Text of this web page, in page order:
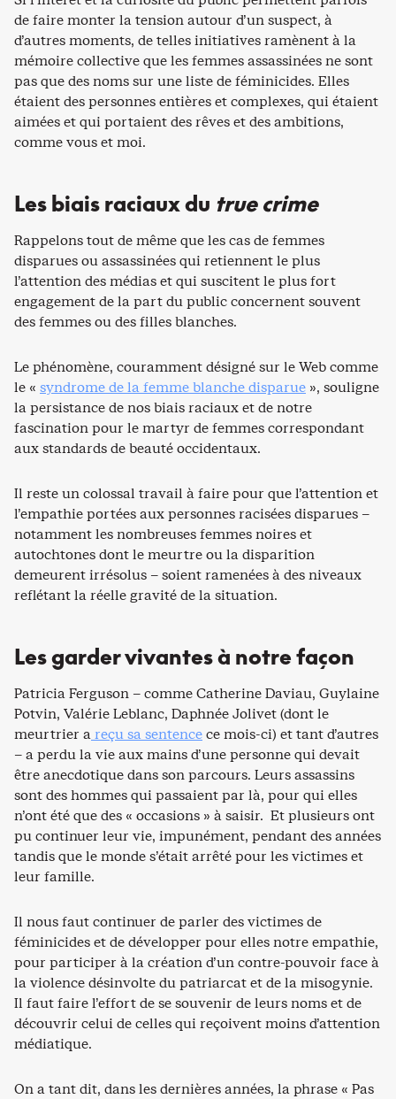
de faire monter la tension autour d’un suspect, à
d’autres moments, de telles initiatives ramènent à la
mémoire collective que les femmes assassinées ne sont
pas que des noms sur une liste de féminicides. Elles
étaient des personnes entières et complexes, qui étaient
aimées et qui portaient des rêves et des ambitions,
comme vous et moi.
Les biais raciaux du true crime
Rappelons tout de même que les cas de femmes
disparues ou assassinées qui retiennent le plus
l’attention des médias et qui suscitent le plus fort
engagement de la part du public concernent souvent
des femmes ou des filles blanches.
Le phénomène, couramment désigné sur le Web comme
le « syndrome de la femme blanche disparue », souligne
la persistance de nos biais raciaux et de notre
fascination pour le martyr de femmes correspondant
aux standards de beauté occidentaux.
Il reste un colossal travail à faire pour que l’attention et
l’empathie portées aux personnes racisées disparues –
notamment les nombreuses femmes noires et
autochtones dont le meurtre ou la disparition
demeurent irrésolus – soient ramenées à des niveaux
reflétant la réelle gravité de la situation.
Les garder vivantes à notre façon
Patricia Ferguson – comme Catherine Daviau, Guylaine
Potvin, Valérie Leblanc, Daphnée Jolivet (dont le
meurtrier areçu sa sentencece mois-ci) et tant d’autres
– a perdu la vie aux mains d’une personne qui devait
être anecdotique dans son parcours. Leurs assassins
sont des hommes qui passaient par là, pour qui elles
n’ont été que des « occasions » à saisir. Et plusieurs ont
pu continuer leur vie, impunément, pendant des années
tandis que le monde s’était arrêté pour les victimes et
leur famille.
Il nous faut continuer de parler des victimes de
féminicides et de développer pour elles notre empathie,
pour participer à la création d’un contre-pouvoir face à
la violence désinvolte du patriarcat et de la misogynie.
Il faut faire l’effort de se souvenir de leurs noms et de
découvrir celui de celles qui reçoivent moins d’attention
médiatique.
On a tant dit, dans les dernières années, la phrase « Pas